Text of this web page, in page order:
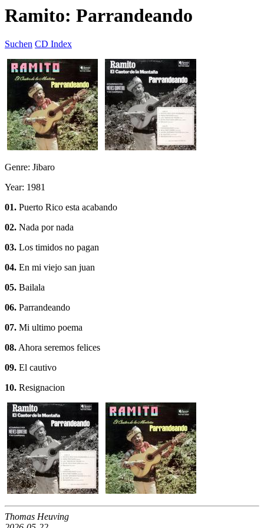
Ramito: Parrandeando
Suchen CD Index
Genre: Jibaro
Year: 1981
01. Puerto Rico esta acabando
02. Nada por nada
03. Los timidos no pagan
04. En mi viejo san juan
05. Bailala
06. Parrandeando
07. Mi ultimo poema
08.Ahora seremos felices
09. El cautivo
10. Resignacion
Thomas Heuving